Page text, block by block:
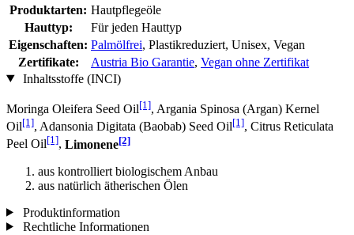
Produktarten: Hautpflegeöle
Hauttyp:
Für jeden Hauttyp
Eigenschaften: Palmölfrei, Plastikreduziert, Unisex, Vegan
Zertifikate:
Austria Bio Garantie, Vegan ohne Zertifikat
Inhaltsstoffe (INCI)
Moringa Oleifera Seed Oil[1], Argania Spinosa (Argan) Kernel
Oil[1], Adansonia Digitata (Baobab) Seed Oil[1], Citrus Reticulata
Peel Oil[1], Limonene[2]
aus kontrolliert biologischem Anbau
aus natürlich ätherischen Ölen
Produktinformation
Rechtliche Informationen